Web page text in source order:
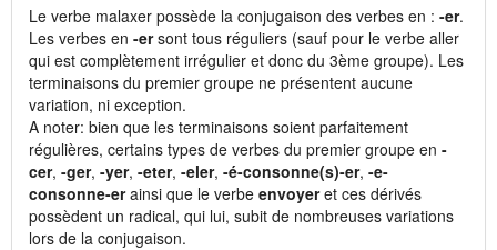
Le verbe malaxer possède la conjugaison des verbes en : -er.
Les verbes en -ersont tous réguliers (sauf pour le verbe aller
qui est complètement irrégulier et donc du 3ème groupe). Les
terminaisons du premier groupe ne présentent aucune
variation, ni exception.
A noter: bien que les terminaisons soient parfaitement
régulières, certains types de verbes du premier groupe en -
cer, -ger, -yer, -eter, -eler, -é-consonne(s)-er, -e-
consonne-erainsi que le verbe envoyeret ces dérivés
possèdent un radical, qui lui, subit de nombreuses variations
lors de la conjugaison.